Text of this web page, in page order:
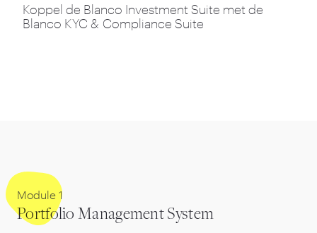
Koppel de Blanco Investment Suite met de
Blanco KYC & Compliance Suite
Module 1
Portfolio Management System